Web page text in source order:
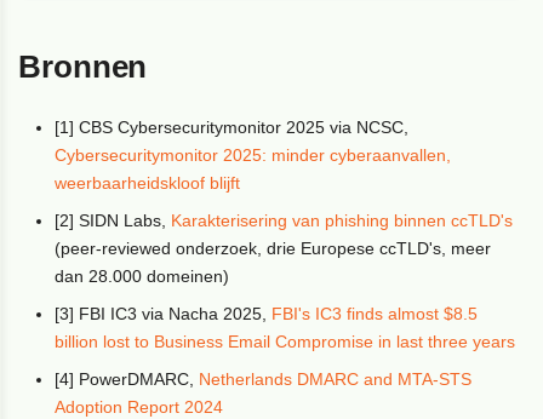
Bronnen
[1] CBS Cybersecuritymonitor 2025 via NCSC,
Cybersecuritymonitor 2025: minder cyberaanvallen,
weerbaarheidskloof blijft
[2] SIDN Labs, Karakterisering van phishing binnen ccTLD's
(peer-reviewed onderzoek, drie Europese ccTLD's, meer
dan 28.000 domeinen)
[3] FBI IC3 via Nacha 2025, FBI's IC3 finds almost $8.5
billion lost to Business Email Compromise in last three years
[4] PowerDMARC, Netherlands DMARC and MTA-STS
Adoption Report 2024